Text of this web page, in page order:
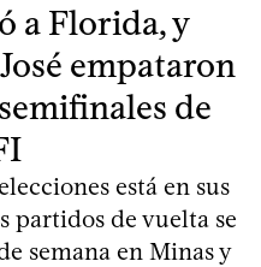
a Florida, y
empataron
de
está en sus
partidos de vuelta se
semana en Minas y